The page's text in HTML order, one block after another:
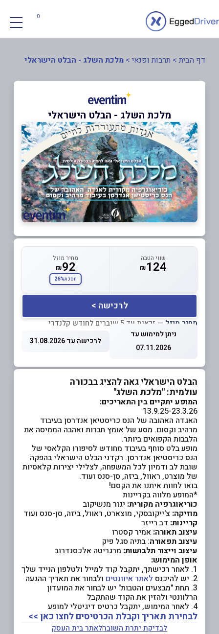
0
דף הבית > תרבות ופנאי > מלכת השלג - הבלט הישראלי
מלכת השלג - הבלט הישראלי
שווי הטבה
₪124
מחיר מוזל
₪92
חסכת26%
לרכישה >
מחיר מוזל — זכאות עד 5 שוברים לחודש קלנדרי
ניתן למימוש עד
07.11.2026
לרכישה עד 31.08.2026
הבלט הישראלי גאה להציג בבכורה
עולמית: "מלכת השלג"
המופע יתקיים בין התאריכים:
13.9.25-23.3.26
האגדה האהובה של הנס כריסטיאן אנדרסן בעיבוד
מרהיב וקסום. מסע של אומץ חברות ואהבה הממיסה את
הלבבות הקפואים ביותר.
מופע בלט סוחף בעיבוד מחודש לסיפורו הקלאסי של
הנס כריסטיאן אנדרסן. רקדני הבלט הישראלי בהפקה
שובת לב ודמיון לכל המשפחה, לצלילי יצירות קלאסיות
של מוצרט, ראוול, ביזה, סן-סנס ועוד.
בואו לחוות איתנו את הקסם!
*המופע מלווה בקריינות
כוריאוגרפיה מקורית: יגור מנשיקוב
מוזיקה: צ'ייקובסקי, מוצארט, ראוול, ביזה, סן-סנס ועוד
קריינות: דב רייזר
עיצוב תאורה: אמיר קסטרו
עיצוב תפאורה: בתיה סגל פיק
עיצוב וייצור תלבושות: מרגריטה אלכסנדרוב
אופן המימוש:
1. לאחר רכישתך, יתקבל קוד למייל ולטלפון הנייד שלך
2. יש להיכנס לאתר איוונטים ולבחור את תאריך ההגעה
3. תחת "מבצעים והטבות" יש לבחור את המועדון
הרלוונטי ולהזין את הקוד שהתקבל
4. לאחר המימוש, יתקבל כרטיס דיגיטלי למופע
לבחירת תאריך וקבלת הכרטיסים לחצו כאן >>
לבדיקת יתרת השוברלאתר בית העסק